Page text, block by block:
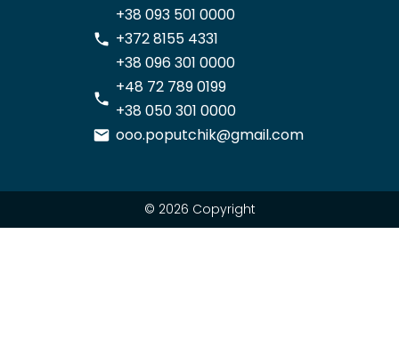
+38 093 501 0000
+372 8155 4331
+38 096 301 0000
+48 72 789 0199
+38 050 301 0000
ooo.poputchik@gmail.com
© 2026 Copyright